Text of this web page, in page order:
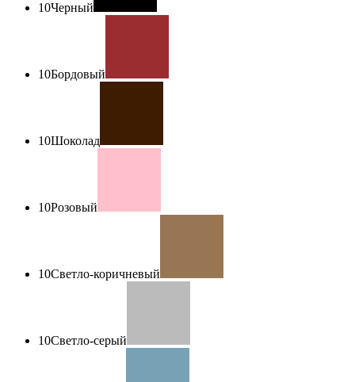
10Черный
10Бордовый
10Шоколад
10Розовый
10Светло-коричневый
10Светло-серый